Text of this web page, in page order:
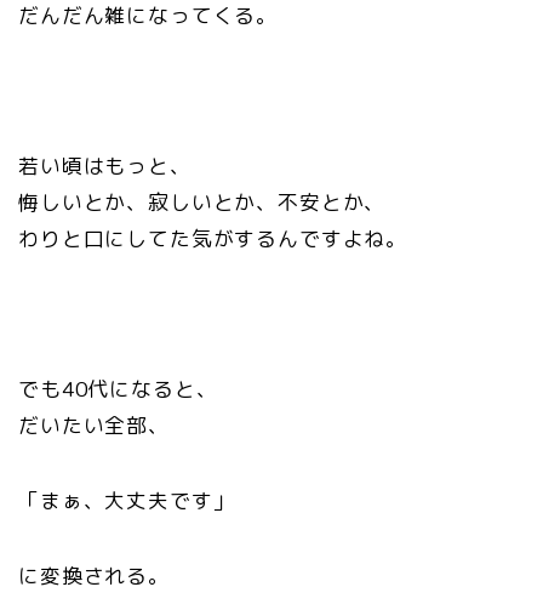
だんだん雑になってくる。
若い頃はもっと、
悔しいとか、寂しいとか、不安とか、
わりと口にしてた気がするんですよね。
でも40代になると、
だいたい全部、
「まぁ、大丈夫です」
に変換される。